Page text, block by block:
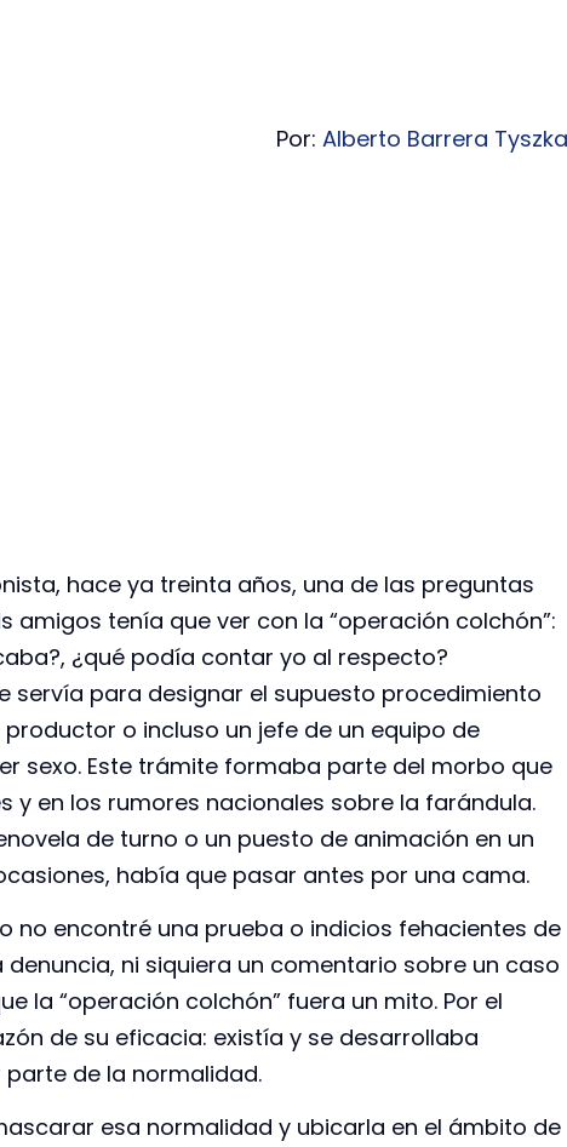
Por: Alberto Barrera Tyszka
hace ya treinta años, una de las preguntas
tenía que ver con la “operación colchón”:
¿qué podía contar yo al respecto?
servía para designar el supuesto procedimiento
o incluso un jefe de un equipo de
sexo. Este trámite formaba parte del morbo que
y en los rumores nacionales sobre la farándula.
de turno o un puesto de animación en un
había que pasar antes por una cama.
no encontré una prueba o indicios fehacientes de
ni siquiera un comentario sobre un caso
la “operación colchón” fuera un mito. Por el
de su eficacia: existía y se desarrollaba
de la normalidad.
esa normalidad y ubicarla en el ámbito de